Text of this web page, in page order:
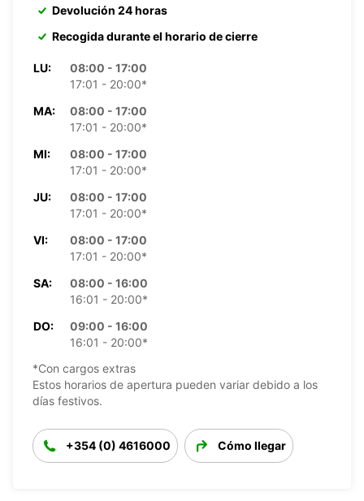
Devolución 24 horas
Recogida durante el horario de cierre
LU:
08:00 - 17:00
17:01 - 20:00*
MA:
08:00 - 17:00
17:01 - 20:00*
MI:
08:00 - 17:00
17:01 - 20:00*
JU:
08:00 - 17:00
17:01 - 20:00*
VI:
08:00 - 17:00
17:01 - 20:00*
SA:
08:00 - 16:00
16:01 - 20:00*
DO:
09:00 - 16:00
16:01 - 20:00*
*Con cargos extras
Estos horarios de apertura pueden variar debido a los
días festivos.
+354 (0) 4616000 Cómo llegar